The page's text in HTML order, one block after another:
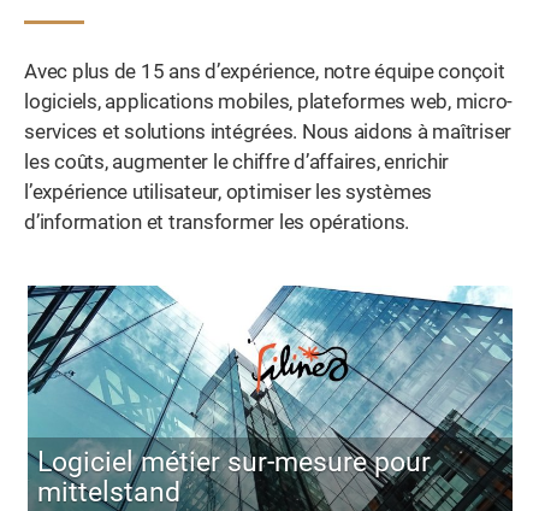
Avec plus de 15 ans d’expérience, notre équipe conçoit
logiciels, applications mobiles, plateformes web, micro-
services et solutions intégrées. Nous aidons à maîtriser
les coûts, augmenter le chiffre d’affaires, enrichir
l’expérience utilisateur, optimiser les systèmes
d’information et transformer les opérations.
Logiciel métier sur-mesure pour
mittelstand